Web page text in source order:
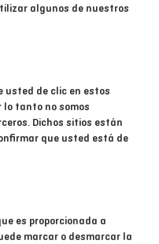
algunos de nuestros
usted de clic en estos
lo tanto no somos
Dichos sitios están
que usted está de
es proporcionada a
marcar o desmarcar la